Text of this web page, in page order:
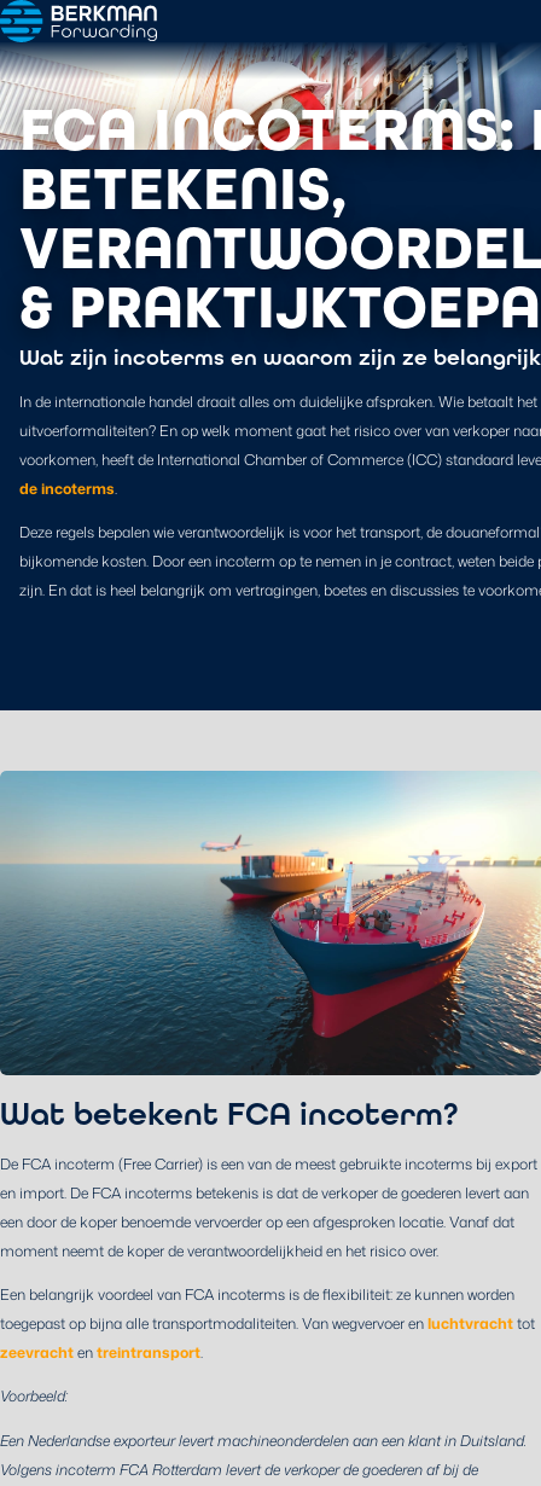
FCA INCOTERMS:
BETEKENIS,
&
Wat zijn incoterms en waarom zijn ze
In de internationale handel draait alles om duidelijke afspraken. Wie betaalt
uitvoerformaliteiten? En op welk moment gaat het risico over van verkoper
voorkomen, heeft de International Chamber of Commerce (ICC) standaard
de incoterms.
Deze regels bepalen wie verantwoordelijk is voor het transport, de
bijkomende kosten. Door een incoterm op te nemen in je contract, weten beide
zijn. En dat is heel belangrijk om vertragingen, boetes en discussies te
Wat betekent FCA incoterm?
De FCA incoterm (Free Carrier) is een van de meest gebruikte incoterms bij export
en import. De FCA incoterms betekenis is dat de verkoper de goederen levert aan
een door de koper benoemde vervoerder op een afgesproken locatie. Vanaf dat
moment neemt de koper de verantwoordelijkheid en het risico over.
Een belangrijk voordeel van FCA incoterms is de flexibiliteit: ze kunnen worden
toegepast op bijna alle transportmodaliteiten. Van wegvervoer enluchtvrachttot
zeevrachtentreintransport.
Voorbeeld:
Een Nederlandse exporteur levert machineonderdelen aan een klant in Duitsland.
Volgens incoterm FCA Rotterdam levert de verkoper de goederen af bij de